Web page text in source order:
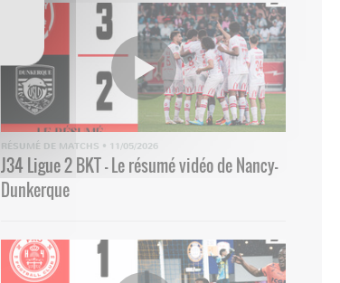
RÉSUMÉ DE MATCHS • 11/05/2026
J34 Ligue 2 BKT - Le résumé vidéo de Nancy-
Dunkerque